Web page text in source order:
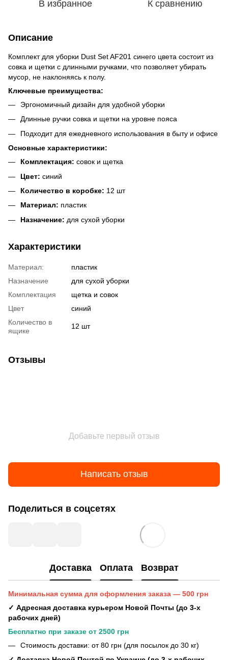
В избранное К сравнению
Описание
Комплект для уборки Dust Set AF201 синего цвета состоит из
совка и щетки с длинными ручками, что позволяет убирать
мусор, не наклоняясь к полу.
Ключевые преимущества:
Эргономичный дизайн для удобной уборки
Длинные ручки совка и щетки на уровне пояса
Подходит для ежедневного использования в быту и офисе
Основные характеристики:
Комплектация: совок и щетка
Цвет: синий
Количество в коробке: 12 шт
Материал: пластик
Назначение: для сухой уборки
Характеристики
Материал:
пластик
Назначение
для сухой уборки
Комплектация
щетка и совок
Цвет
синий
Количество в
ящике
12 шт
Отзывы
Добавьте первый отзыв
Написать отзыв
Поделиться в соцсетях
Доставка Оплата Возврат
Минимальная сумма для оформления заказа — 500 грн
✓ Адресная доставка курьером Новой Почты (до 3-х
рабочих дней)
Бесплатно при заказе от 2500 грн
Стоимость доставки: от 80 грн (для посылок до 30 кг)